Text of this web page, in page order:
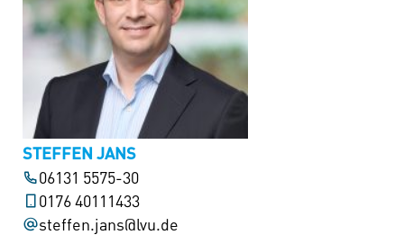
STEFFEN JANS
06131 5575-30
0176 40111433
steffen.jans@lvu.de